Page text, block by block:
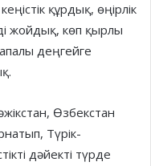
құрдық, өңірлік
жойдық, көп қырлы
деңгейге
Өзбекстан
Түрік­­
дәйекті түрде